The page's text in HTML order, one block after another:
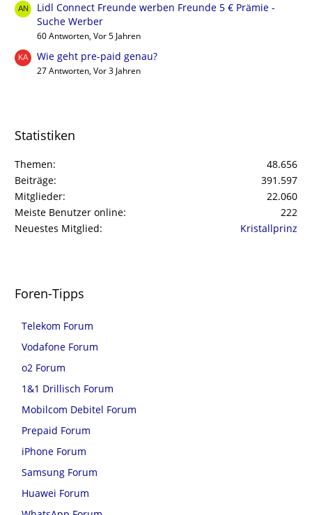
Lidl Connect Freunde werben Freunde 5 € Prämie -
Suche Werber
60 Antworten, Vor 5 Jahren
Wie geht pre-paid genau?
27 Antworten, Vor 3 Jahren
Statistiken
Themen
48.656
Beiträge
391.597
Mitglieder
22.060
Meiste Benutzer online
222
Neuestes Mitglied
Kristallprinz
Foren-Tipps
Telekom Forum
Vodafone Forum
o2 Forum
1&1 Drillisch Forum
Mobilcom Debitel Forum
Prepaid Forum
iPhone Forum
Samsung Forum
Huawei Forum